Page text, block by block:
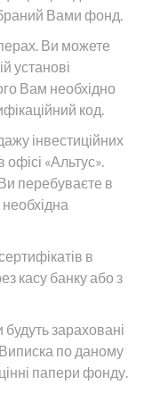
Вами фонд.
Ви можете
установі
Вам необхідно
код.
інвестиційних
«Альтус».
перебуваєте в
в
касу банку або з
зараховані
по даному
папери фонду.